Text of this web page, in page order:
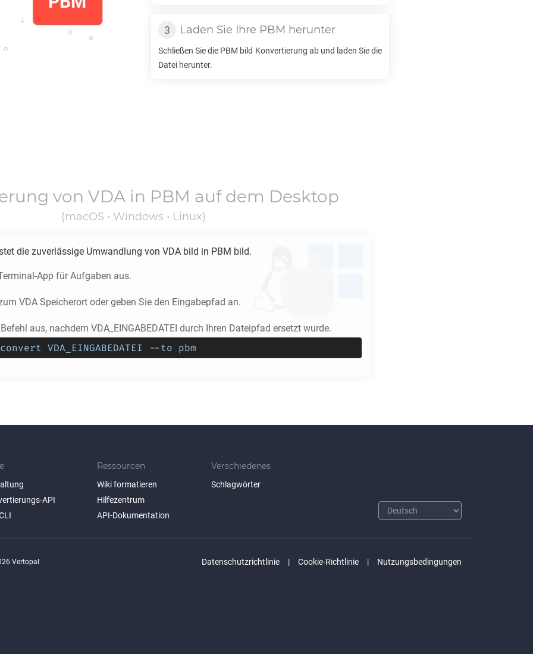
Laden Sie Ihre PBM herunter
Schließen Sie die PBM bild Konvertierung ab und laden Sie die
Datei herunter.
von VDAin PBM auf dem Desktop
(macOS • Windows • Linux)
die zuverlässige Umwandlung von VDA bild in PBM bild.
App für Aufgaben aus.
VDA Speicherort oder geben Sie den Eingabepfad an.
aus, nachdem VDA_EINGABEDATEI durch Ihren Dateipfad ersetzt wurde.
VDA_EINGABEDATEI --to pbm
API
Ressourcen
Wiki formatieren
Hilfezentrum
API-Dokumentation
Verschiedenes
Schlagwörter
Datenschutzrichtlinie Cookie-Richtlinie Nutzungsbedingungen
Vertopal